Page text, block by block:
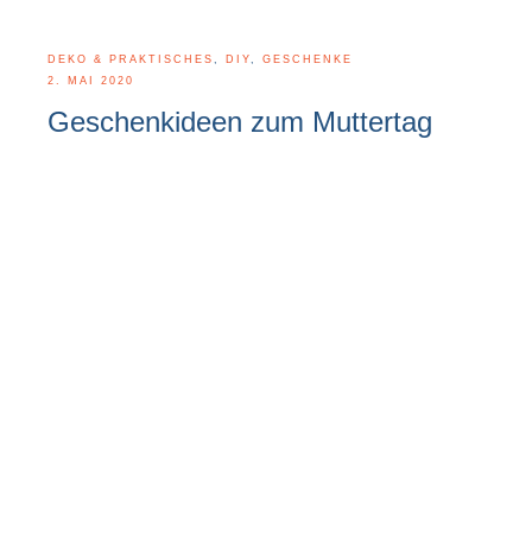
DEKO & PRAKTISCHES , DIY, GESCHENKE
2. MAI 2020
Geschenkideen zum Muttertag